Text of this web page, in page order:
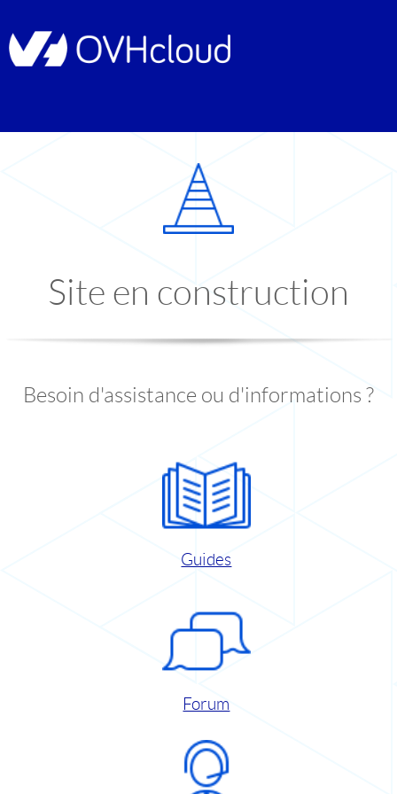
Site en construction
Besoin d'assistance ou d'informations ?
Guides
Forum